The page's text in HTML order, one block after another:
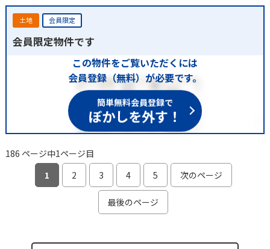
土地 会員限定
会員限定物件です
この物件をご覧いただくには
会員登録（無料）が必要です。
簡単無料会員登録で
ぼかしを外す！
186 ページ中1ページ目
1
2 3 4 5 次のページ
最後のページ